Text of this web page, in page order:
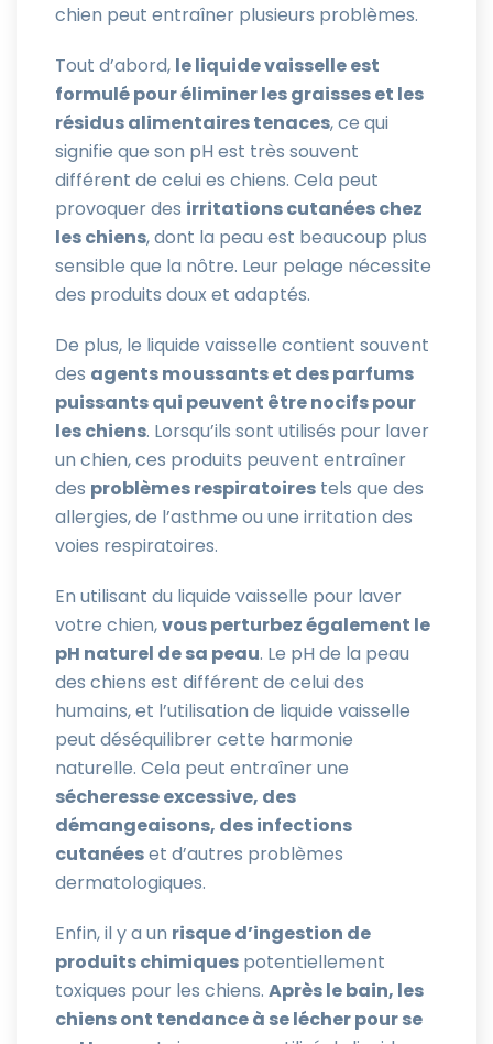
chien peut entraîner plusieurs problèmes.
Tout d’abord, le liquide vaisselle est
formulé pour éliminer les graisses et les
résidus alimentaires tenaces, ce qui
signifie que son pH est très souvent
différent de celui es chiens. Cela peut
provoquer des irritations cutanées chez
les chiens, dont la peau est beaucoup plus
sensible que la nôtre. Leur pelage nécessite
des produits doux et adaptés.
De plus, le liquide vaisselle contient souvent
des agents moussants et des parfums
puissants qui peuvent être nocifs pour
les chiens. Lorsqu’ils sont utilisés pour laver
un chien, ces produits peuvent entraîner
des problèmes respiratoires tels que des
allergies, de l’asthme ou une irritation des
voies respiratoires.
En utilisant du liquide vaisselle pour laver
votre chien,vous perturbez également le
pH naturel de sa peau. Le pH de la peau
des chiens est différent de celui des
humains, et l’utilisation de liquide vaisselle
peut déséquilibrer cette harmonie
naturelle. Cela peut entraîner une
sécheresse excessive, des
démangeaisons, des infections
cutanéeset d’autres problèmes
dermatologiques.
Enfin, il y a un risque d’ingestion de
produits chimiques potentiellement
toxiques pour les chiens. Après le bain, les
chiens ont tendance à se lécher pour se